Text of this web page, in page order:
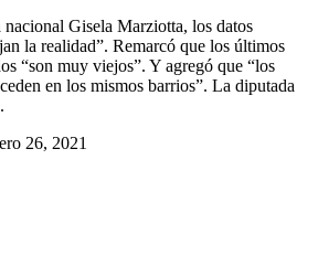
nacional Gisela Marziotta, los datos
la realidad”. Remarcó que los últimos
“son muy viejos”. Y agregó que “los
en los mismos barrios”. La diputada
26, 2021